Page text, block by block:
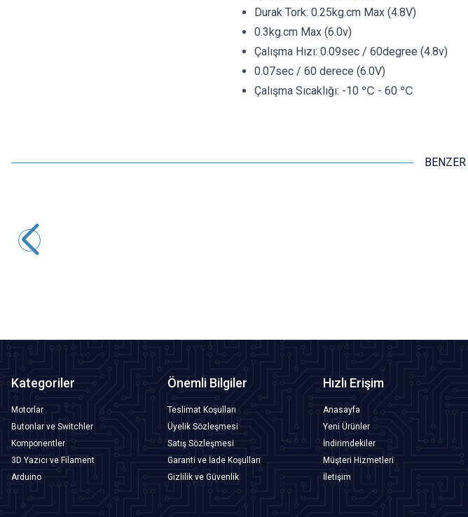
Durak Tork: 0.25kg.cm Max (4.8V)
0.3kg.cm Max (6.0v)
Çalışma Hızı: 0.09sec / 60degree (4.8v)
0.07sec / 60 derece (6.0V)
Çalışma Sıcaklığı: -10 ℃ - 60 ℃
BENZER
Kategoriler
Motorlar
Butonlar ve Switchler
Komponentler
3D Yazıcı ve Filament
Arduino
Önemli Bilgiler
Teslimat Koşulları
Üyelik Sözleşmesi
Satış Sözleşmesi
Garanti ve İade Koşulları
Gizlilik ve Güvenlik
Hızlı Erişim
Anasayfa
Yeni Ürünler
İndirimdekiler
Müşteri Hizmetleri
İletişim